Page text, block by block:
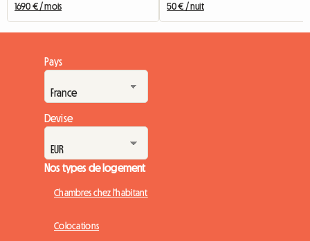
1690 € / mois 50 € / nuit
Pays
Devise
Nos types de logement
Chambres chez l'habitant
Colocations